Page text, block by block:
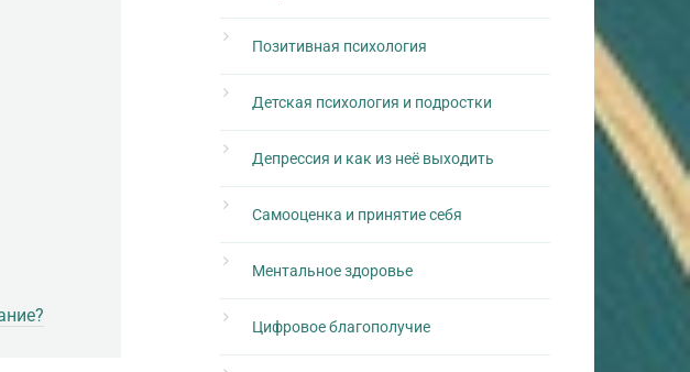
Позитивная психология
Детская психология и подростки
Депрессия и как из неё выходить
Самооценка и принятие себя
Ментальное здоровье
Цифровое благополучие